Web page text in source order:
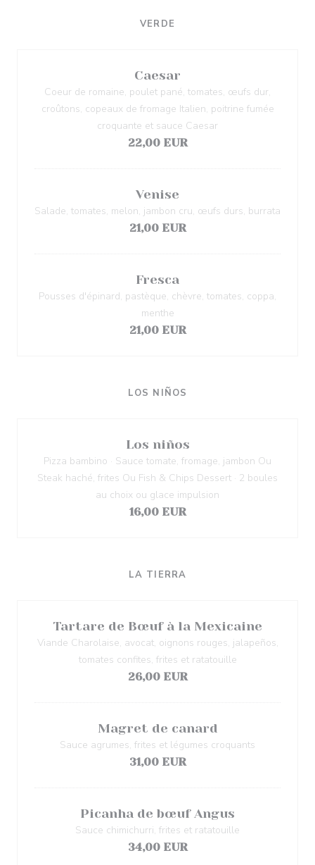
VERDE
Caesar
Coeur de romaine, poulet pané, tomates, œufs dur,
croûtons, copeaux de fromage Italien, poitrine fumée
croquante et sauce Caesar
22,00 EUR
Venise
Salade, tomates, melon, jambon cru, œufs durs, burrata
21,00 EUR
Fresca
Pousses d'épinard, pastèque, chèvre, tomates, coppa,
menthe
21,00 EUR
LOS NIÑOS
Los niños
Pizza bambino · Sauce tomate, fromage, jambon Ou
Steak haché, frites Ou Fish & Chips Dessert · 2 boules
au choix ou glace impulsion
16,00 EUR
LA TIERRA
Tartare de Bœuf à la Mexicaine
Viande Charolaise, avocat, oignons rouges, jalapeños,
tomates confites, frites et ratatouille
26,00 EUR
Magret de canard
Sauce agrumes, frites et légumes croquants
31,00 EUR
Picanha de bœuf Angus
Sauce chimichurri, frites et ratatouille
34,00 EUR